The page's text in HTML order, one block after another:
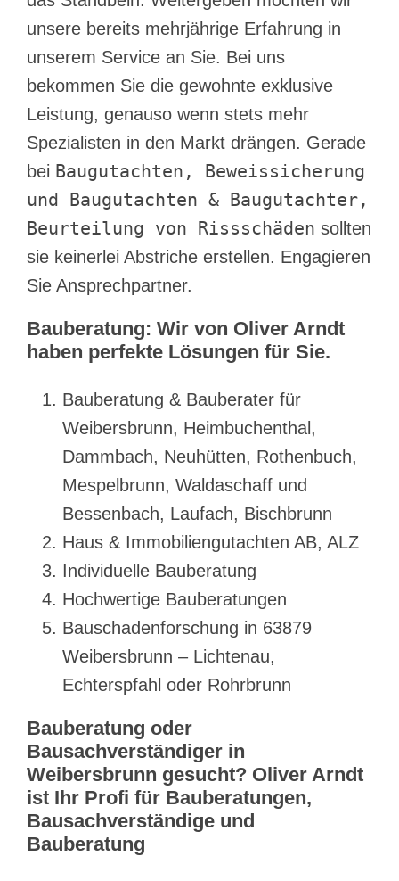
unsere bereits mehrjährige Erfahrung in
unserem Service an Sie. Bei uns
bekommen Sie die gewohnte exklusive
Leistung, genauso wenn stets mehr
Spezialisten in den Markt drängen. Gerade
bei Baugutachten, Beweissicherung
und Baugutachten & Baugutachter,
Beurteilung von Rissschäden sollten
sie keinerlei Abstriche erstellen. Engagieren
Sie Ansprechpartner.
Bauberatung: Wir von Oliver Arndt
haben perfekte Lösungen für Sie.
Bauberatung & Bauberater für
Weibersbrunn, Heimbuchenthal,
Dammbach, Neuhütten, Rothenbuch,
Mespelbrunn, Waldaschaff und
Bessenbach, Laufach, Bischbrunn
Haus & Immobiliengutachten AB, ALZ
Individuelle Bauberatung
Hochwertige Bauberatungen
Bauschadenforschung in 63879
Weibersbrunn – Lichtenau,
Echterspfahl oder Rohrbrunn
Bauberatung oder
Bausachverständiger in
Weibersbrunn gesucht? Oliver Arndt
ist Ihr Profi für Bauberatungen,
Bausachverständige und
Bauberatung